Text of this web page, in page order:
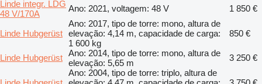
Linde integr. LDG
48 V/170A
Ano: 2021, voltagem: 48 V 1 850 €
Linde Hubgerüst
Ano: 2017, tipo de torre: mono, altura de
elevação: 4,14 m, capacidade de carga:
1 600 kg
850 €
Linde Hubgerüst Ano: 2014, tipo de torre: mono, altura de
elevação: 5,65 m
3 250 €
Ano: 2004, tipo de torre: triplo, altura de